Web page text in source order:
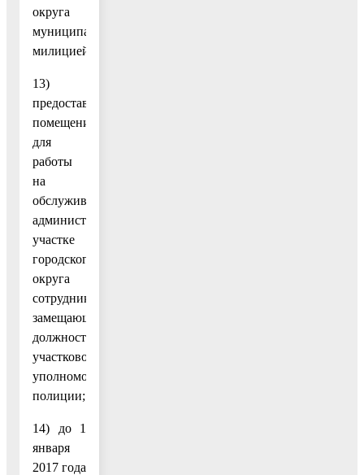
округа
муниципальной
милицией;
13)
предоставление
помещения
для
работы
на
обслуживаемом
административном
участке
городского
округа
сотруднику,
замещающему
должность
участкового
уполномоченного
полиции;
14) до 1
января
2017 года